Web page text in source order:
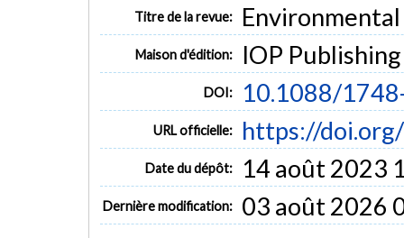
Titre de la revue:
Maison d'édition: IOP Publishing
DOI: 10.1088/
URL officielle: https://
Date du dépôt: 14 août 2023
Dernière modification: 03 août 2026